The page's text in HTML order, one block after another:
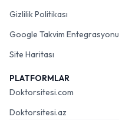
Gizlilik Politikası
Google Takvim Entegrasyonu
Site Haritası
PLATFORMLAR
Doktorsitesi.com
Doktorsitesi.az